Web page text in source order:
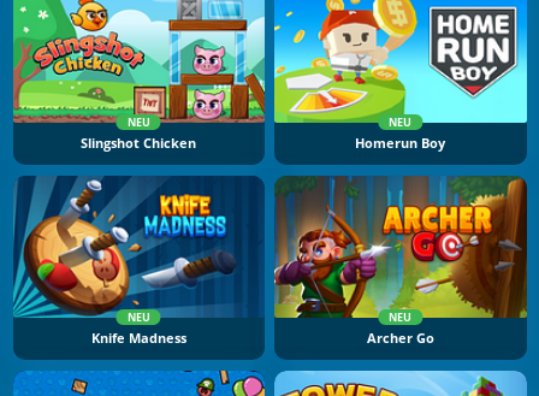
NEU
Slingshot Chicken
NEU
Homerun Boy
NEU
Knife Madness
NEU
Archer Go